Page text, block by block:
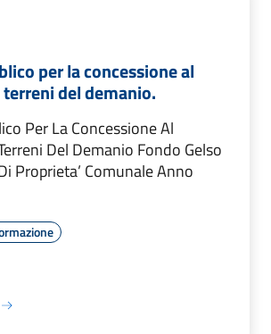
per la concessione al
del demanio.
Per La Concessione Al
Del Demanio Fondo Gelso
Proprieta’ Comunale Anno